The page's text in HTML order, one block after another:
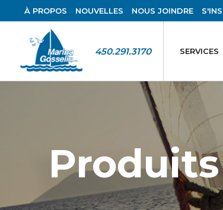
À PROPOS NOUVELLES NOUS JOINDRE
450.291.3170 SERVICES
Produits